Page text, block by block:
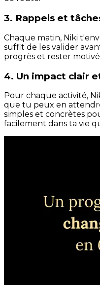
3. Rappels et
Chaque matin, Niki
suffit de les valider
progrès et rester motivé
4. Un impact clair
Pour chaque activité,
que tu peux en
simples et concrètes
facilement dans ta vie